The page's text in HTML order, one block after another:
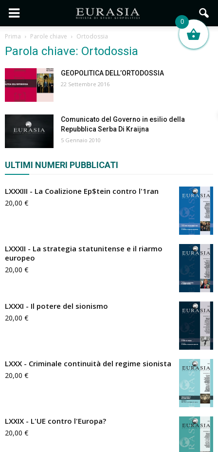
Prima Parole chiave Ortodossia
Parola chiave: Ortodossia
GEOPOLITICA DELL’ORTODOSSIA
22 Settembre 2016
Comunicato del Governo in esilio della
Repubblica Serba Di Kraijna
5 Gennaio 2010
ULTIMI NUMERI PUBBLICATI
LXXXIII - La Coalizione Ep$tein contro l'1ran
20,00 €
LXXXII - La strategia statunitense e il riarmo
europeo
20,00 €
LXXXI - Il potere del sionismo
20,00 €
LXXX - Criminale continuità del regime sionista
20,00 €
LXXIX - L'UE contro l'Europa?
20,00 €
0